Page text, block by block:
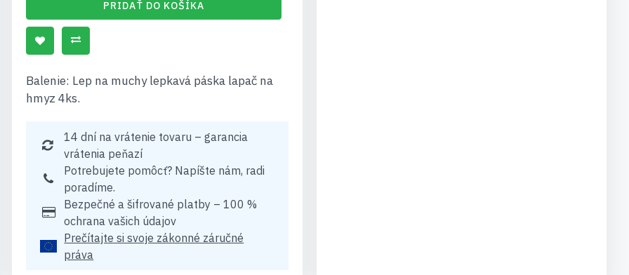
PRIDAŤ DO KOŠÍKA
Balenie: Lep na muchy lepkavá páska lapač na
hmyz 4ks.
14 dní na vrátenie tovaru – garancia
vrátenia peňazí
Potrebujete pomôcť? Napíšte nám, radi
poradíme.
Bezpečné a šifrované platby – 100 %
ochrana vašich údajov
Prečítajte si svoje zákonné záručné
práva